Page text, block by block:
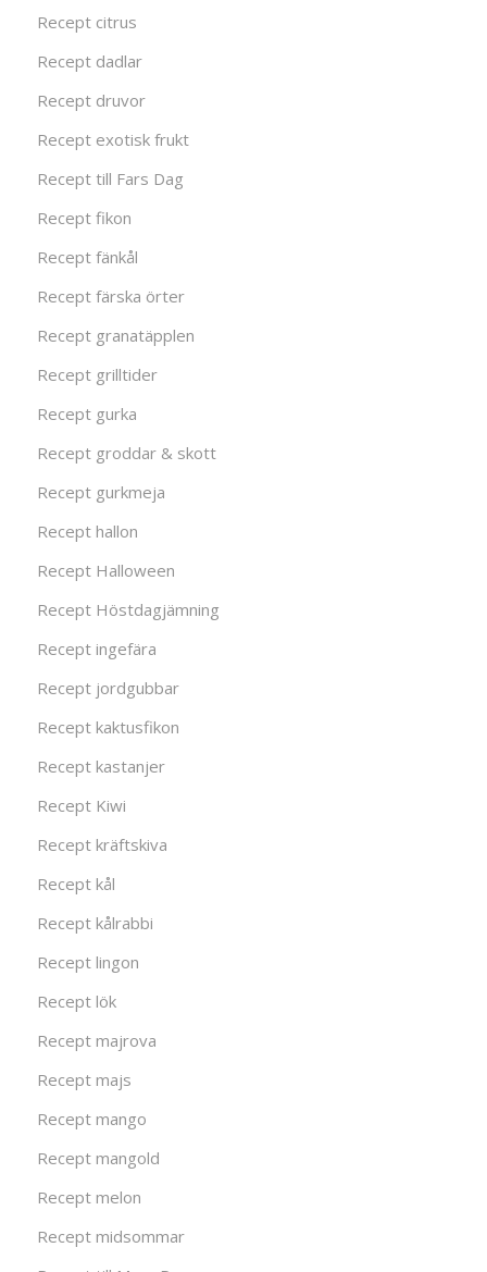
Recept citrus
Recept dadlar
Recept druvor
Recept exotisk frukt
Recept till Fars Dag
Recept fikon
Recept fänkål
Recept färska örter
Recept granatäpplen
Recept grilltider
Recept gurka
Recept groddar & skott
Recept gurkmeja
Recept hallon
Recept Halloween
Recept Höstdagjämning
Recept ingefära
Recept jordgubbar
Recept kaktusfikon
Recept kastanjer
Recept Kiwi
Recept kräftskiva
Recept kål
Recept kålrabbi
Recept lingon
Recept lök
Recept majrova
Recept majs
Recept mango
Recept mangold
Recept melon
Recept midsommar